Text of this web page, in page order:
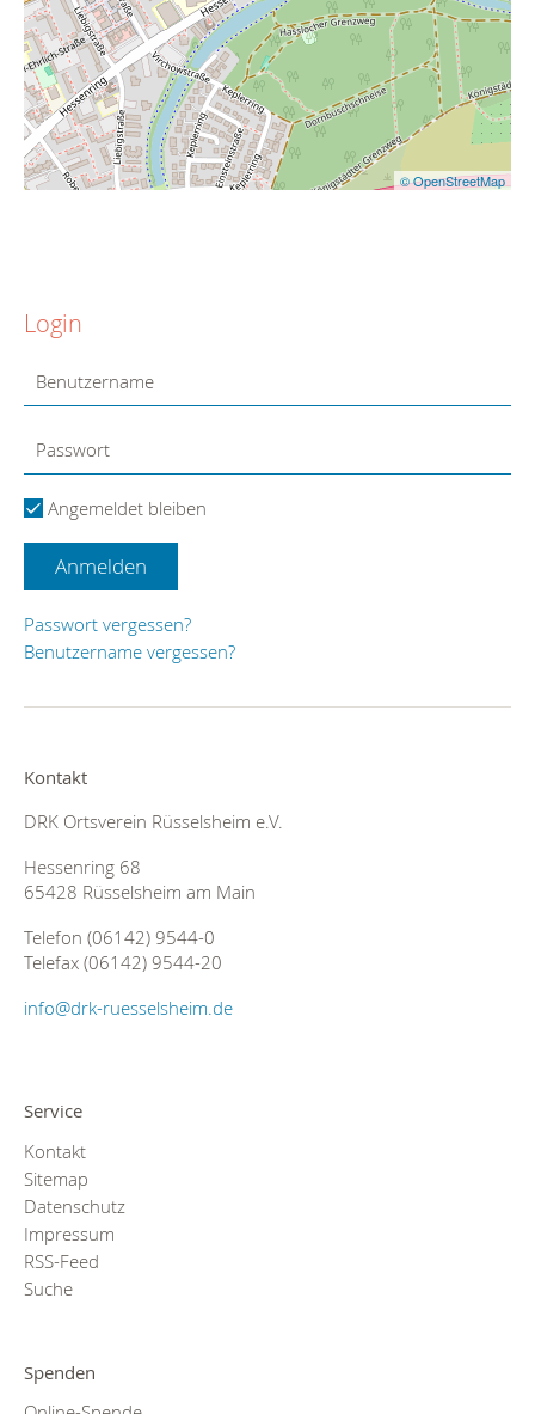
Login
Angemeldet bleiben
Anmelden
Passwort vergessen?
Benutzername vergessen?
© OpenStreetMap
Kontakt
DRK Ortsverein Rüsselsheim e.V.
Hessenring 68
65428 Rüsselsheim am Main
Telefon (06142) 9544-0
Telefax (06142) 9544-20
info@drk-ruesselsheim.de
Service
Kontakt
Sitemap
Datenschutz
Impressum
RSS-Feed
Suche
Spenden